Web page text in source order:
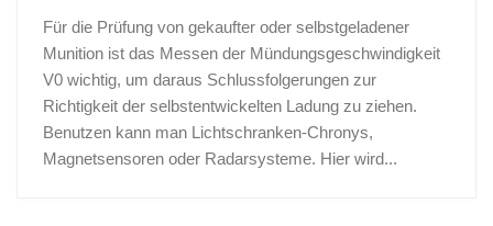
Für die Prüfung von gekaufter oder selbstgeladener
Munition ist das Messen der Mündungsgeschwindigkeit
V0 wichtig, um daraus Schlussfolgerungen zur
Richtigkeit der selbstentwickelten Ladung zu ziehen.
Benutzen kann man Lichtschranken-Chronys,
Magnetsensoren oder Radarsysteme. Hier wird...